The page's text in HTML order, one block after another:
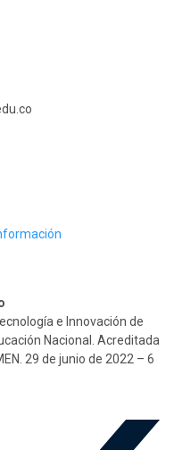
e Innovación de
Nacional. Acreditada
29 de junio de 2022 – 6